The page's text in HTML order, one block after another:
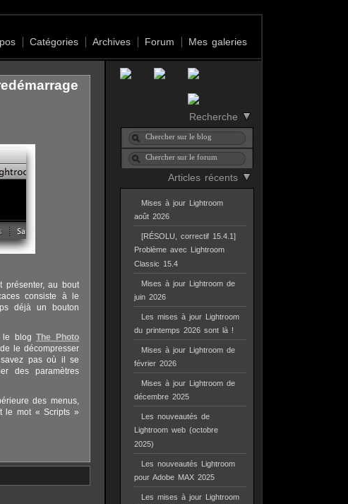
Catégories Archives Forum Mes galeries
Recherche
Articles récents
Mises à jour Lightroom
août 2026
[RÉSOLU, correctif 15.4.1]
Problème avec Lightroom
Classic 15.4
Mises à jour Lightroom de
juin 2026
Les mises à jour Lightroom
du printemps 2026 sont là !
Mises à jour Lightroom de
février 2026
Mises à jour Lightroom de
décembre 2025
Les nouveautés de
Lightroom web (octobre
2025)
Les nouveautés Lightroom
pour Adobe MAX 2025
Les mises à jour Lightroom
présenter, au bout
consiste à le
déjà un bouton
le blogThe Photo
le décompresser
pas où il se
des paramètres
des menus,
le mot « Scripts »